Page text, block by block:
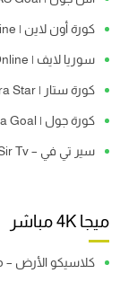
كورة أون لاين | kora online
سوريا لايف | Syria Live Online
كورة ستار | Kora Star
كورة جول | Kora Goal
سير تي في – Sir Tv
ميجا 4K مباشر
كلاسيكو الأرض – El Clasico